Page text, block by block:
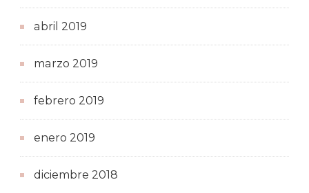
abril 2019
marzo 2019
febrero 2019
enero 2019
diciembre 2018